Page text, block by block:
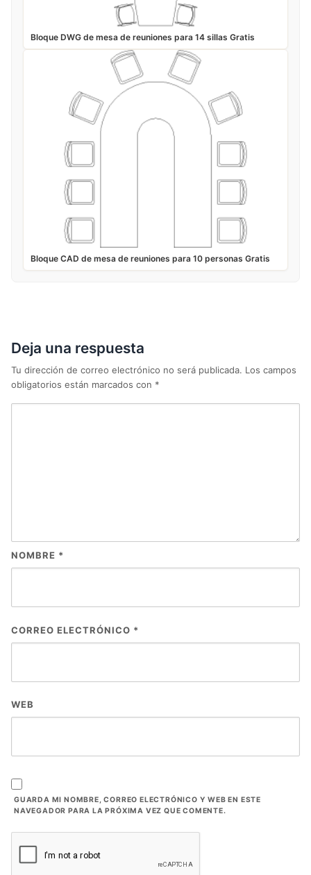
Bloque DWG de mesa de reuniones para 14 sillas Gratis
Bloque CAD de mesa de reuniones para 10 personas Gratis
Deja una respuesta
Tu dirección de correo electrónico no será publicada. Los campos
obligatorios están marcados con *
NOMBRE *
CORREO ELECTRÓNICO *
WEB
GUARDA MI NOMBRE, CORREO ELECTRÓNICO Y WEB EN ESTE
NAVEGADOR PARA LA PRÓXIMA VEZ QUE COMENTE.